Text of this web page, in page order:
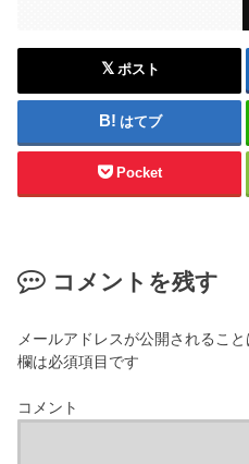
ポスト
はてブ
Pocket
コメントを残す
メールアドレスが公開されること
欄は必須項目です
コメント